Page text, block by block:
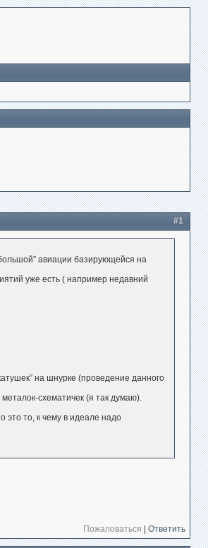
#1
авиации базирующейся на
уже есть ( например недавний
на шнурке (проведение данного
схематичек (я так думаю).
это то, к чему в идеале надо
Пожаловаться | Ответить